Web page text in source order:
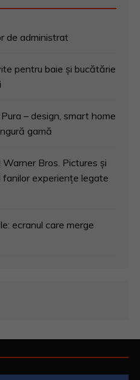
de administrat
pentru baie și bucătărie
– design, smart home
gamă
Bros. Pictures și
experiențe legate
ecranul care merge